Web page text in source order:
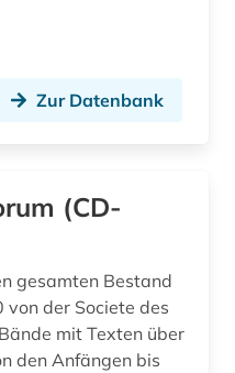
Zur Datenbank
(CD-
gesamten Bestand
der Societe des
mit Texten über
den Anfängen bis